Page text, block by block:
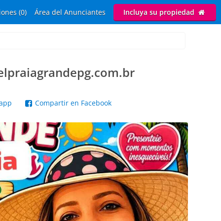
(0) Área del Anunciantes Incluya su propiedad
Compartir en Facebook